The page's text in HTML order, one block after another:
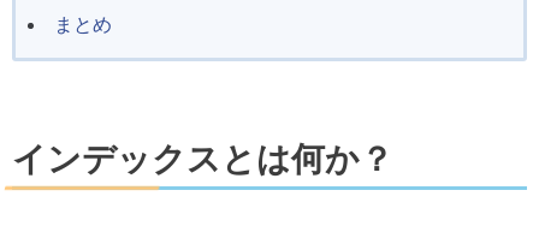
まとめ
インデックスとは何か？